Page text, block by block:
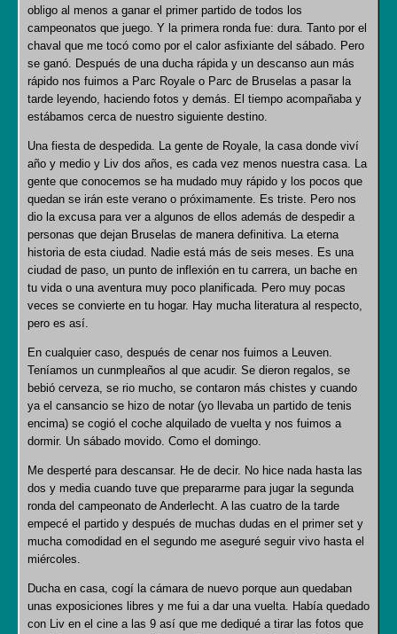
obligo al menos a ganar el primer partido de todos los
campeonatos que juego. Y la primera ronda fue: dura. Tanto por el
chaval que me tocó como por el calor asfixiante del sábado. Pero
se ganó. Después de una ducha rápida y un descanso aun más
rápido nos fuimos a Parc Royale o Parc de Bruselas a pasar la
tarde leyendo, haciendo fotos y demás. El tiempo acompañaba y
estábamos cerca de nuestro siguiente destino.
Una fiesta de despedida. La gente de Royale, la casa donde viví
año y medio y Liv dos años, es cada vez menos nuestra casa. La
gente que conocemos se ha mudado muy rápido y los pocos que
quedan se irán este verano o próximamente. Es triste. Pero nos
dio la excusa para ver a algunos de ellos además de despedir a
personas que dejan Bruselas de manera definitiva. La eterna
historia de esta ciudad. Nadie está más de seis meses. Es una
ciudad de paso, un punto de inflexión en tu carrera, un bache en
tu vida o una aventura muy poco planificada. Pero muy pocas
veces se convierte en tu hogar. Hay mucha literatura al respecto,
pero es así.
En cualquier caso, después de cenar nos fuimos a Leuven.
Teníamos un cunmpleaños al que acudir. Se dieron regalos, se
bebió cerveza, se rio mucho, se contaron más chistes y cuando
ya el cansancio se hizo de notar (yo llevaba un partido de tenis
encima) se cogió el coche alquilado de vuelta y nos fuimos a
dormir. Un sábado movido. Como el domingo.
Me desperté para descansar. He de decir. No hice nada hasta las
dos y media cuando tuve que prepararme para jugar la segunda
ronda del campeonato de Anderlecht. A las cuatro de la tarde
empecé el partido y después de muchas dudas en el primer set y
mucha comodidad en el segundo me aseguré seguir vivo hasta el
miércoles.
Ducha en casa, cogí la cámara de nuevo porque aun quedaban
unas exposiciones libres y me fui a dar una vuelta. Había quedado
con Liv en el cine a las 9 así que me dediqué a tirar las fotos que